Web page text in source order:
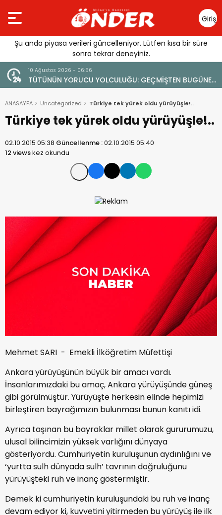
Giriş
Yap
Şu anda piyasa verileri güncelleniyor. Lütfen kısa bir süre
sonra tekrar deneyiniz.
GEÇMİŞTEN BUGÜNE
YENİ Parti’nin Muğla’daki İlk
Günay Oldu
ANASAYFA Uncategorized Türkiye tek yürek oldu yürüyüşle!..
Türkiye tek yürek oldu yürüyüşle!..
02.10.2015 05:38 Güncellenme :02.10.2015 05:40
12 viewskez okundu
Mehmet SARI - Emekli İlköğretim Müfettişi
Ankara yürüyüşünün büyük bir amacı vardı.
İnsanlarımızdaki bu amaç, Ankara yürüyüşünde güneş
gibi görülmüştür. Yürüyüşte herkesin elinde hepimizi
birleştiren bayrağımızın bulunması bunun kanıtı idi.
Ayrıca taşınan bu bayraklar millet olarak gururumuzu,
ulusal bilincimizin yüksek varlığını dünyaya
gösteriyordu. Cumhuriyetin kuruluşunun aydınlığını ve
‘yurtta sulh dünyada sulh’ tavrının doğruluğunu
yürüyüşteki ruh ve inanç göstermiştir.
Demek ki cumhuriyetin kuruluşundaki bu ruh ve inanç
devam ediyor ki, kuvvetini yitirmeden bu yürüyüş ile ilk